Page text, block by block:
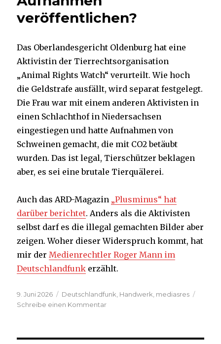
veröffentlichen?
Das Oberlandesgericht Oldenburg hat eine
Aktivistin der Tierrechtsorganisation
„Animal Rights Watch“ verurteilt. Wie hoch
die Geldstrafe ausfällt, wird separat festgelegt.
Die Frau war mit einem anderen Aktivisten in
einen Schlachthof in Niedersachsen
eingestiegen und hatte Aufnahmen von
Schweinen gemacht, die mit CO2 betäubt
wurden. Das ist legal, Tierschützer beklagen
aber, es sei eine brutale Tierquälerei.
Auch das ARD-Magazin „Plusminus“ hat
darüber berichtet. Anders als die Aktivisten
selbst darf es die illegal gemachten Bilder aber
zeigen. Woher dieser Widerspruch kommt, hat
mir derMedienrechtler Roger Mann im
Deutschlandfunk erzählt.
Veröffentlicht
am
9. Juni 2026 Kategorien
Deutschlandfunk, Handwerk, mediasres
Schreibe einen Kommentarzu